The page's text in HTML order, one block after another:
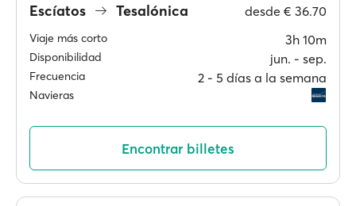
Escíatos Tesalónica desde € 36.70
Viaje más corto 3h 10m
Disponibilidad jun. ‐ sep.
Frecuencia 2 ‐ 5 días a la semana
Navieras
Encontrar billetes